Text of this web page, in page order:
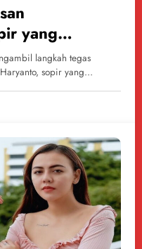
yang
Inara
langkah tegas
sopir yang…